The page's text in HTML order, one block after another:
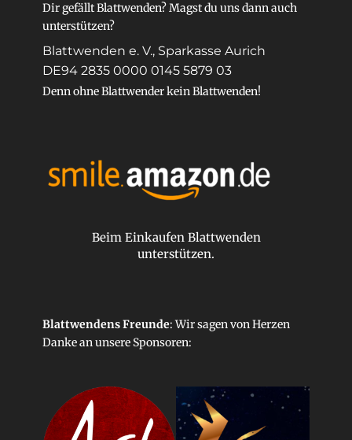
Dir gefällt Blattwenden? Magst du uns dann auch
unterstützen?
Blattwenden e. V., Sparkasse Aurich
DE94 2835 0000 0145 5879 03
Denn ohne Blattwender kein Blattwenden!
Beim Einkaufen Blattwenden
unterstützen.
Blattwendens Freunde: Wir sagen von Herzen
Danke an unsere Sponsoren: